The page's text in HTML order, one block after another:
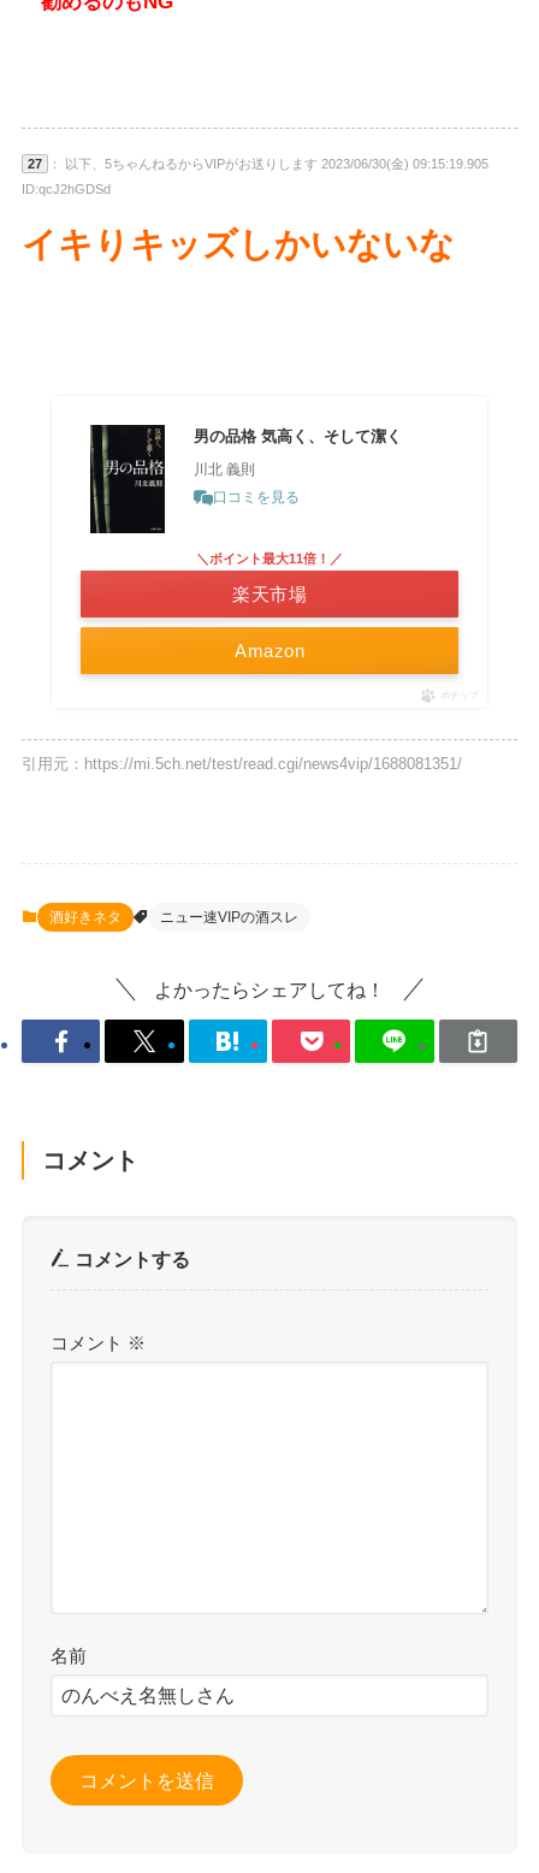
27
： 以下、5ちゃんねるからVIPがお送りします 2023/06/30(金) 09:15:19.905
ID:qcJ2hGDSd
イキりキッズしかいないな
男の品格 気高く、そして潔く
川北 義則
口コミを見る
Amazon
＼ポイント最大11倍！／
楽天市場
ポチップ
引用元：https://mi.5ch.net/test/read.cgi/news4vip/1688081351/
酒好きネタ ニュー速VIPの酒スレ
よかったらシェアしてね！
コメント
コメントする
コメント ※
名前